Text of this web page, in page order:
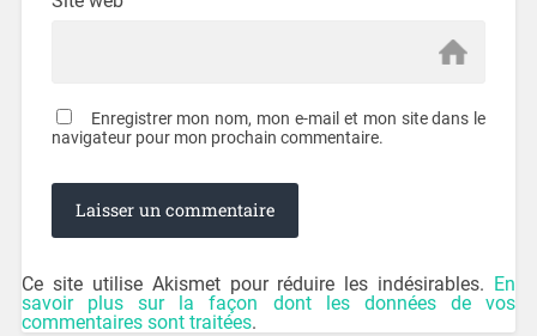
Enregistrer mon nom, mon e-mail et mon site dans le
navigateur pour mon prochain commentaire.
Ce site utilise Akismet pour réduire les indésirables. En
savoir plus sur la façon dont les données de vos
commentaires sont traitées.